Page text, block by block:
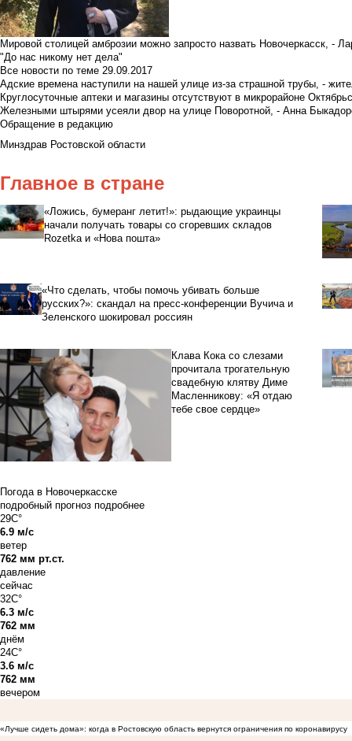
Мировой столицей амброзии можно запросто назвать Новочеркасск, -
"До нас никому нет дела"
Все новости по теме 29.09.2017
Адские времена наступили на нашей улице из-за страшной трубы, -
Круглосуточные аптеки и магазины отсутствуют в микрорайоне
Железными штырями усеяли двор на улице Поворотной, - Анна
Обращение в редакцию
Минздрав Ростовской области
Главное в стране
«Ложись, бумеранг летит!»: рыдающие украинцы
начали получать товары со сгоревших складов
Rozetka и «Нова пошта»
«Что сделать, чтобы помочь убивать больше
русских?»: скандал на пресс-конференции Вучича и
Зеленского шокировал россиян
Клава Кока со слезами
прочитала трогательную
свадебную клятву Диме
Масленникову: «Я отдаю
тебе свое сердце»
Погода в Новочеркасске
подробный прогноз подробнее
29C°
6.9 м/с
ветер
762 мм рт.ст.
давление
сейчас
32C°
6.3 м/с
762 мм
днём
24C°
3.6 м/с
762 мм
вечером
«Лучше сидеть дома»: когда в Ростовскую область вернутся ограничения по коронавирусу